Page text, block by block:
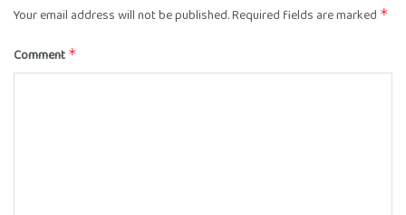
Your email address will not be published.Required fields are marked *
Comment *